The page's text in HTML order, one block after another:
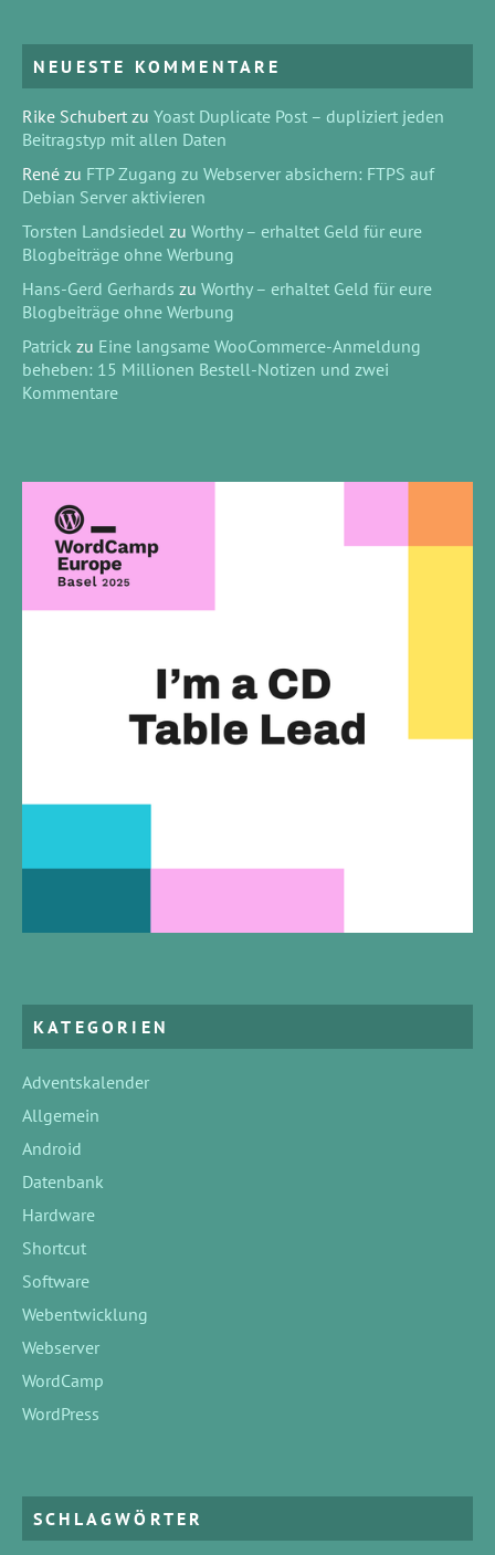
NEUESTE KOMMENTARE
Rike Schubert zu Yoast Duplicate Post – dupliziert jeden
Beitragstyp mit allen Daten
René zu FTP Zugang zu Webserver absichern: FTPS auf
Debian Server aktivieren
Torsten Landsiedel zu Worthy – erhaltet Geld für eure
Blogbeiträge ohne Werbung
Hans-Gerd Gerhards zu Worthy – erhaltet Geld für eure
Blogbeiträge ohne Werbung
Patrick zu Eine langsame WooCommerce-Anmeldung
beheben: 15 Millionen Bestell-Notizen und zwei
Kommentare
KATEGORIEN
Adventskalender
Allgemein
Android
Datenbank
Hardware
Shortcut
Software
Webentwicklung
Webserver
WordCamp
WordPress
SCHLAGWÖRTER